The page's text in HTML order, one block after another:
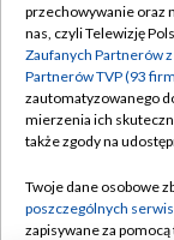
Abonament
Emisja w TVP
Centrum
Naziemna
Rada
przechowywanie oraz
nas, czyli Telewizję
Zaufanych Partnerów
Partnerów TVP (93
zautomatyzowanego
mierzenia ich
także zgody na
Twoje dane osobowe
poszczególnych
zapisywane za